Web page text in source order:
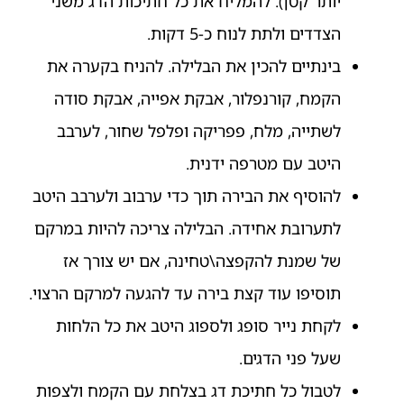
הצדדים ולתת לנוח כ-5 דקות.
בינתיים להכין את הבלילה. להניח בקערה את
הקמח, קורנפלור, אבקת אפייה, אבקת סודה
לשתייה, מלח, פפריקה ופלפל שחור, לערבב
היטב עם מטרפה ידנית.
להוסיף את הבירה תוך כדי ערבוב ולערבב היטב
לתערובת אחידה. הבלילה צריכה להיות במרקם
של שמנת להקפצה\טחינה, אם יש צורך אז
תוסיפו עוד קצת בירה עד להגעה למרקם הרצוי.
לקחת נייר סופג ולספוג היטב את כל הלחות
שעל פני הדגים.
לטבול כל חתיכת דג בצלחת עם הקמח ולצפות